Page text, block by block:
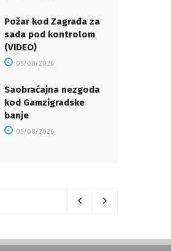
Požar kod Zagrađa za
sada pod kontrolom
(VIDEO)
05/08/2026
Saobraćajna nezgoda
kod Gamzigradske
banje
05/08/2026